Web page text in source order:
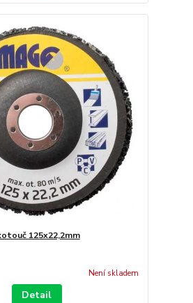
125x22,2mm
Není skladem
Detail